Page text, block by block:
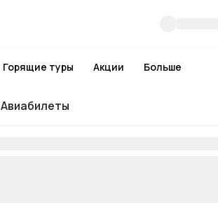
Горящие туры Акции Больше
Авиабилеты